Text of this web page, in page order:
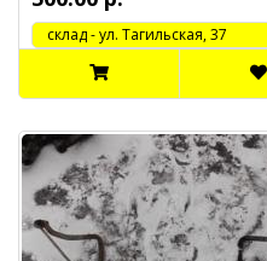
cклад - ул. Тагильская, 37